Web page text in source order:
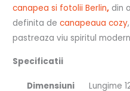
canapea si fotolii Berlin, din
definita decanapeaua cozy
pastreaza viu spiritul
Specificatii
Dimensiuni
Lungime